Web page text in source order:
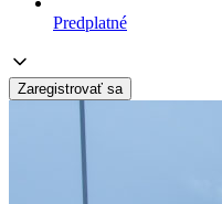
Predplatné
Zaregistrovať sa